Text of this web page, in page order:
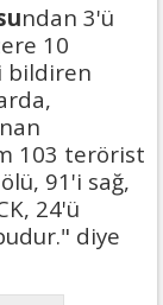
ndan 3'ü
10
bildiren
103 terörist
91'i sağ,
24'ü
diye